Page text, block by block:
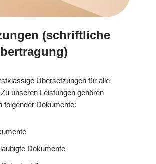
(schriftliche
Übersetzungen für alle
unseren Leistungen gehören
folgender Dokumente:
Dokumente